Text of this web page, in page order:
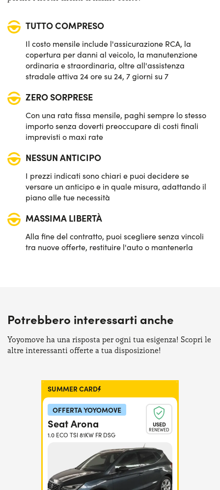
Quadro strumenti digitale
Sensori di parcheggio posteriori
Sistema di avviso e mantenimento della corsia
Sistema di frenata d'emergenza attiva
Telecamera posteriore di parcheggio
Vetri posteriori e lunotto oscurati
TUTTO COMPRESO
Il costo mensile include l'assicurazione RCA, la
copertura per danni al veicolo, la manutenzione
ordinaria e straordinaria, oltre all'assistenza
stradale attiva 24 ore su 24, 7 giorni su 7
ZERO SORPRESE
Con una rata fissa mensile, paghi sempre lo stesso
importo senza doverti preoccupare di costi finali
imprevisti o maxi rate
NESSUN ANTICIPO
I prezzi indicati sono chiari e puoi decidere se
versare un anticipo e in quale misura, adattando il
piano alle tue necessità
MASSIMA LIBERTÀ
Alla fine del contratto, puoi scegliere senza vincoli
tra nuove offerte, restituire l'auto o mantenerla
Potrebbero interessarti anche
Yoyomove ha una risposta per ogni tua esigenza! Scopri le
altre interessanti offerte a tua disposizione!
SUMMER CARD
OFFERTA YOYOMOVE
USED
RENEWED
Seat Arona
1.0 ECO TSI 81KW FR DSG